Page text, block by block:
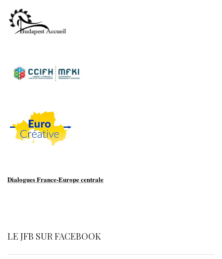
Dialogues France-Europe centrale
LE JFB SUR FACEBOOK